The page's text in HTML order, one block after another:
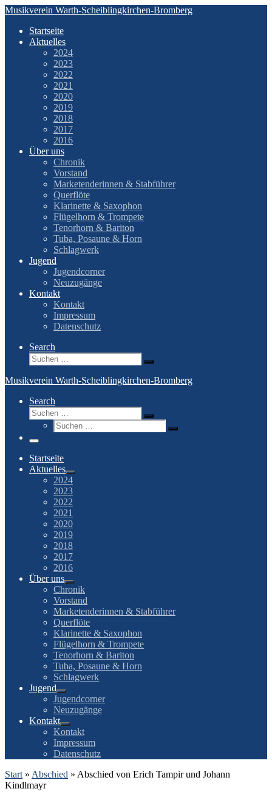
Zum
springen
Musikverein Warth-Scheiblingkirchen-Bromberg
Startseite
Aktuelles
2024
2023
2022
2021
2020
2019
2018
2017
2016
Über uns
Chronik
Vorstand
Marketenderinnen & Stabführer
Querflöte
Klarinette & Saxophon
Flügelhorn & Trompete
Tenorhorn & Bariton
Tuba, Posaune & Horn
Schlagwerk
Jugend
Jugendcorner
Neuzugänge
Kontakt
Kontakt
Impressum
Datenschutz
Search
Suche
Suchen …
Musikverein Warth-Scheiblingkirchen-Bromberg
Search
Suche
Suchen …
Suche
Suchen …
Menü
Startseite
Aktuelles
2024
2023
2022
2021
2020
2019
2018
2017
2016
Über uns
Chronik
Vorstand
Marketenderinnen & Stabführer
Querflöte
Klarinette & Saxophon
Flügelhorn & Trompete
Tenorhorn & Bariton
Tuba, Posaune & Horn
Schlagwerk
Jugend
Jugendcorner
Neuzugänge
Kontakt
Kontakt
Impressum
Datenschutz
Start » Abschied » Abschied von Erich Tampir und Johann
Kindlmayr